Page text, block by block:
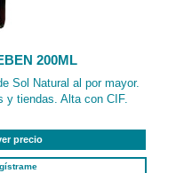
200ML
Sol Natural al por mayor.
y tiendas. Alta con CIF.
precio